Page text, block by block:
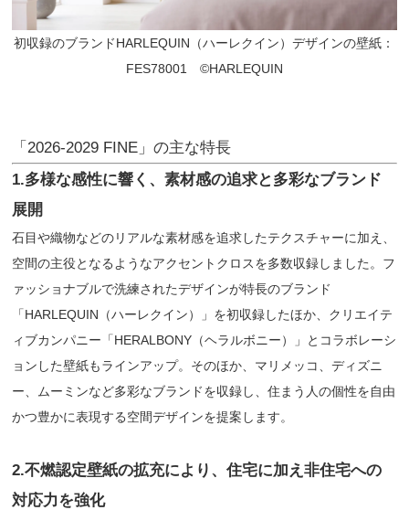
初収録のブランドHARLEQUIN（ハーレクイン）デザインの壁紙：
FES78001 ©︎HARLEQUIN
「2026-2029 FINE」の主な特長
1.多様な感性に響く、素材感の追求と多彩なブランド
展開
石目や織物などのリアルな素材感を追求したテクスチャーに加え、
空間の主役となるようなアクセントクロスを多数収録しました。フ
ァッショナブルで洗練されたデザインが特長のブランド
「HARLEQUIN（ハーレクイン）」を初収録したほか、クリエイテ
ィブカンパニー「HERALBONY（ヘラルボニー）」とコラボレーシ
ョンした壁紙もラインアップ。そのほか、マリメッコ、ディズニ
ー、ムーミンなど多彩なブランドを収録し、住まう人の個性を自由
かつ豊かに表現する空間デザインを提案します。
2.不燃認定壁紙の拡充により、住宅に加え非住宅への
対応力を強化